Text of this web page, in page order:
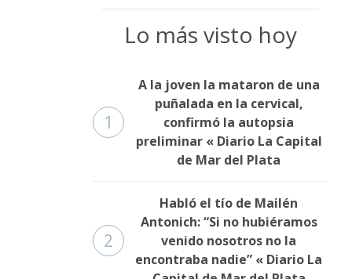
Lo más visto hoy
1
A la joven la mataron de una
puñalada en la cervical,
confirmó la autopsia
preliminar « Diario La Capital
de Mar del Plata
2
Habló el tío de Mailén
Antonich: “Si no hubiéramos
venido nosotros no la
encontraba nadie” « Diario La